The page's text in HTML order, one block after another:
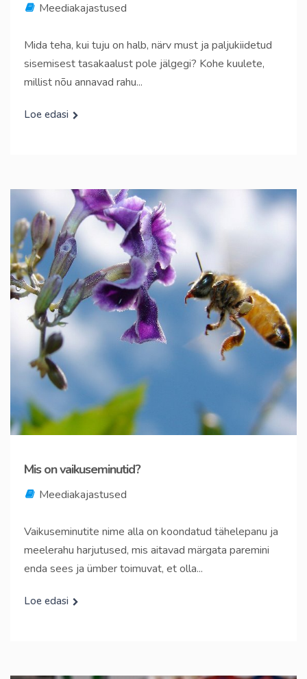
Meediakajastused
Mida teha, kui tuju on halb, närv must ja paljukiidetud
sisemisest tasakaalust pole jälgegi? Kohe kuulete,
millist nõu annavad rahu...
Loe edasi
Mis on vaikuseminutid?
Meediakajastused
Vaikuseminutite nime alla on koondatud tähelepanu ja
meelerahu harjutused, mis aitavad märgata paremini
enda sees ja ümber toimuvat, et olla...
Loe edasi